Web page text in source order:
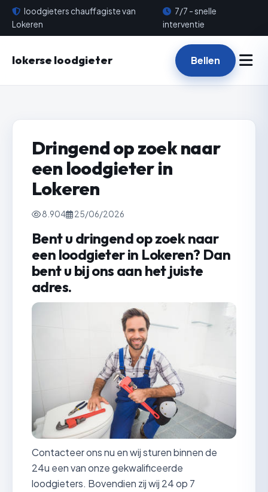
loodgieters chauffagiste van
Lokeren
7/7 - snelle
interventie
lokerse loodgieter Bellen
Dringend op zoek naar
een loodgieter in
Lokeren
8.904 25/06/2026
Bent u dringend op zoek naar
een loodgieter in Lokeren? Dan
bent u bij ons aan het juiste
adres.
Contacteer ons nu en wij sturen binnen de
24u een van onze gekwalificeerde
loodgieters. Bovendien zij wij 24 op 7